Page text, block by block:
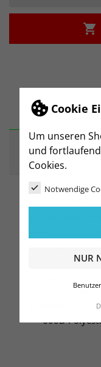
Cookie
Um unseren
und
Cookies.
Notwendige
NUR

Seitliche
600D